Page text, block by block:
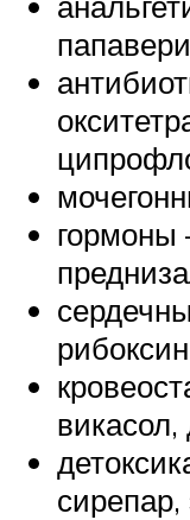
гормоны
сирепар,